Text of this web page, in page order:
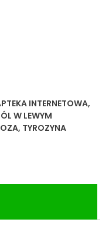
INTERNETOWA,
W LEWYM
, TYROZYNA